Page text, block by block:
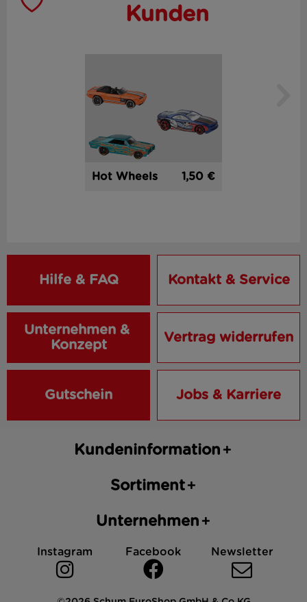
Kunden
Hot Wheels 1,50 €
Hilfe & FAQ Kontakt & Service
Unternehmen &
Konzept
Vertrag widerrufen
Gutschein Jobs & Karriere
Kundeninformation
Sortiment
Unternehmen
Instagram Facebook Newsletter